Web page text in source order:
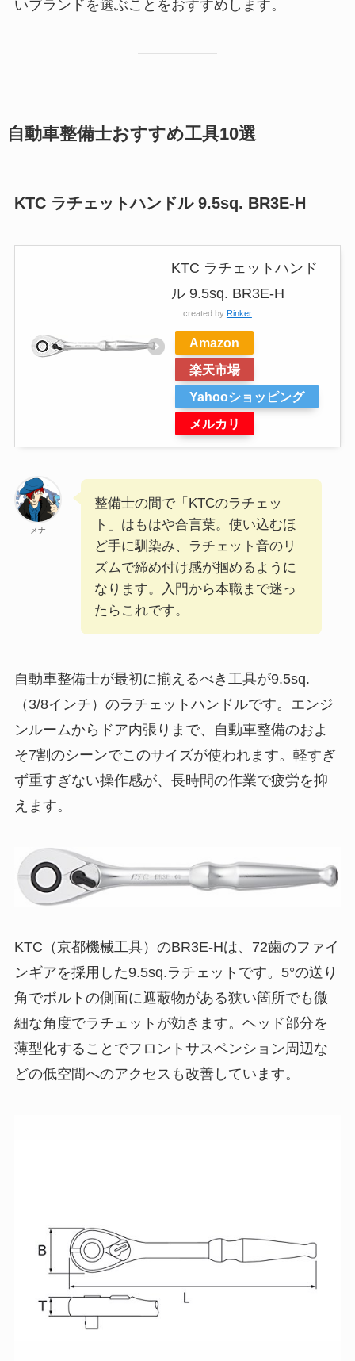
いブランドを選ぶことをおすすめします。
自動車整備士おすすめ工具10選
KTC ラチェットハンドル 9.5sq. BR3E-H
KTC ラチェットハンド
ル 9.5sq. BR3E-H
created by Rinker
Amazon
楽天市場
Yahooショッピング
メルカリ
メナ
整備士の間で「KTCのラチェッ
ト」はもはや合言葉。使い込むほ
ど手に馴染み、ラチェット音のリ
ズムで締め付け感が掴めるように
なります。入門から本職まで迷っ
たらこれです。
自動車整備士が最初に揃えるべき工具が9.5sq.
（3/8インチ）のラチェットハンドルです。エンジ
ンルームからドア内張りまで、自動車整備のおよ
そ7割のシーンでこのサイズが使われます。軽すぎ
ず重すぎない操作感が、長時間の作業で疲労を抑
えます。
KTC（京都機械工具）のBR3E-Hは、72歯のファイ
ンギアを採用した9.5sq.ラチェットです。5°の送り
角でボルトの側面に遮蔽物がある狭い箇所でも微
細な角度でラチェットが効きます。ヘッド部分を
薄型化することでフロントサスペンション周辺な
どの低空間へのアクセスも改善しています。